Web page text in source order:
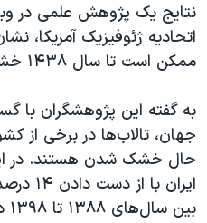
گالری عکس
آرشیو پخش زنده
اعتراضات زن، زندگی، آزادی
مجموعه مستندهای دادخواهی
دادگاه حمید نوری
چهل سال گروگان‌گیری
قانون شفافیت دارائی کادر رهبری
اعتراضات مردمی آبان ۹۸
نتایج یک پژوهش علمی در
اتحادیه ژئوفیزیک آمریکا،
ممکن است تا سال ۱۴۳۸ خشک شود.
به گفته این پژوهشگران با
جهان، تالاب‌ها در برخی از
حال خشک شدن هستند. در
ایران
بین سال‌های ۱۳۸۸ تا ۱۳۹۸ در رتبه دوم قرار دارد.